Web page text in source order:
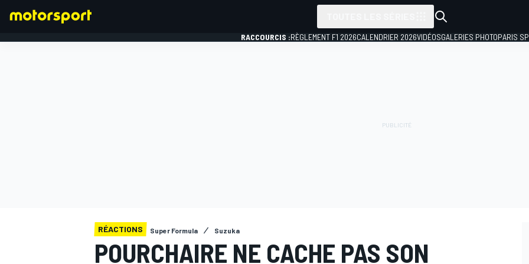
RACCOURCIS :RÈGLEMENT F1 2026CALENDRIER 2026VIDÉOSGALERIES PHOTOPARIS
RÉACTIONS Super Formula Suzuka
POURCHAIRE NE CACHE PAS SON